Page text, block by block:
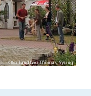
Öko-Landbau Thomas Syring